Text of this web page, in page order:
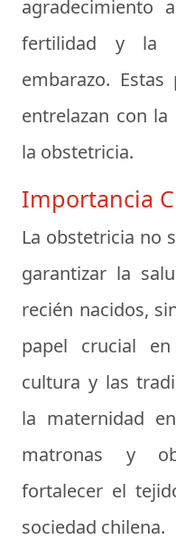
agradecimiento
fertilidad y la
embarazo.
entrelazan con
la obstetricia.
Importancia
La obstetricia no
garantizar la
recién nacidos,
papel crucial
cultura y las
la maternidad
matronas y
fortalecer el
sociedad chilena.